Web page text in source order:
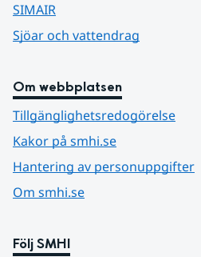
SIMAIR
Sjöar och vattendrag
Om webbplatsen
Tillgänglighetsredogörelse
Kakor på smhi.se
Hantering av personuppgifter
Om smhi.se
Följ SMHI